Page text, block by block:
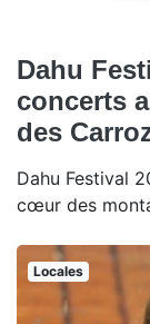
Dahu
concerts
des
Dahu Festival
cœur des
Locales